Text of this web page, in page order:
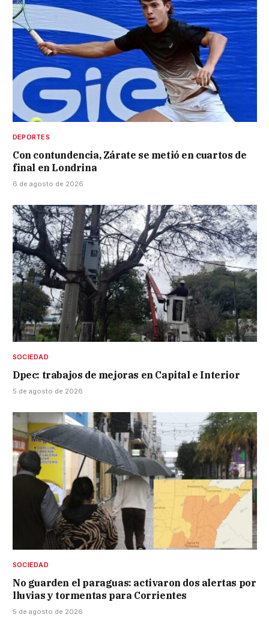
DEPORTES
Con contundencia, Zárate se metió en cuartos de
final en Londrina
6 de agosto de 2026
SOCIEDAD
Dpec: trabajos de mejoras en Capital e Interior
5 de agosto de 2026
SOCIEDAD
No guarden el paraguas: activaron dos alertas por
lluvias y tormentas para Corrientes
5 de agosto de 2026